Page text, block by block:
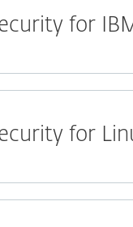
for
for